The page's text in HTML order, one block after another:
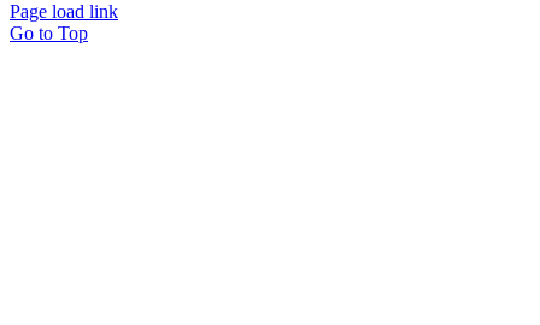
Page load link
Go to Top